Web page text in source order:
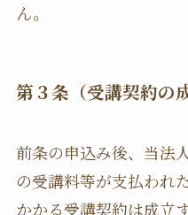
ん。
第３条（受講契約の
前条の申込み後、当法
の受講料等が支払われ
かかる受講契約は成立